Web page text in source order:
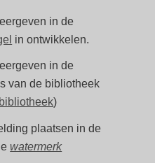
in de
in ontwikkelen.
in de
van de bibliotheek
)
plaatsen in de
watermerk